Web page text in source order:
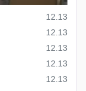
등록일
12.13
등록일
12.13
등록일
12.13
등록일
12.13
등록일
12.13